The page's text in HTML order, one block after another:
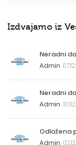
Izdvajamo iz
Neradni
Admin
Neradni
Admin
Odložena
Admin